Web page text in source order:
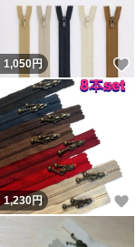
1,050 円
1,230円